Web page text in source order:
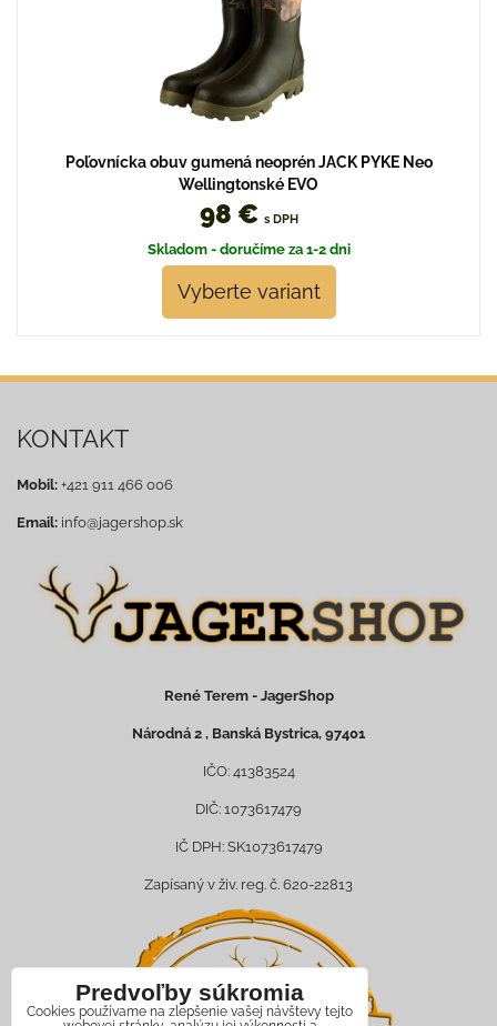
Poľovnícka obuv gumená neoprén JACK PYKE Neo
Wellingtonské EVO
98 € s DPH
Skladom - doručíme za 1-2 dni
Vyberte variant
KONTAKT
Mobil: +421 911 466 006
Email: info@jagershop.sk
René Terem - JagerShop
Národná 2 , Banská Bystrica, 97401
IČO: 41383524
DIČ: 1073617479
IČ DPH: SK1073617479
Zapísaný v živ. reg. č. 620-22813
Predvoľby súkromia
Cookies používame na zlepšenie vašej návštevy tejto